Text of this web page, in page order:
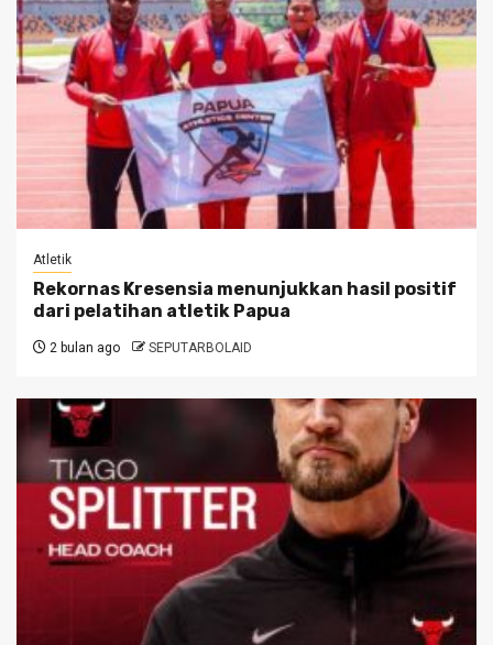
Atletik
Rekornas Kresensia menunjukkan hasil positif
dari pelatihan atletik Papua
2 bulan ago SEPUTARBOLAID